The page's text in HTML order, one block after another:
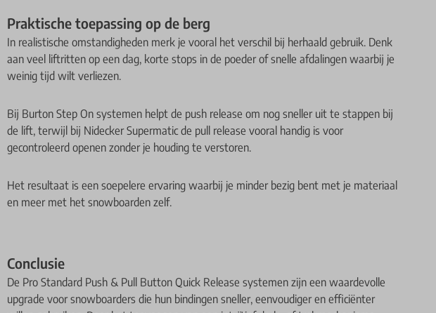
Praktische toepassing op de berg
In realistische omstandigheden merk je vooral het verschil bij herhaald gebruik. Denk
aan veel liftritten op een dag, korte stops in de poeder of snelle afdalingen waarbij je
weinig tijd wilt verliezen.
Bij Burton Step On systemen helpt de push release om nog sneller uit te stappen bij
de lift, terwijl bij Nidecker Supermatic de pull release vooral handig is voor
gecontroleerd openen zonder je houding te verstoren.
Het resultaat is een soepelere ervaring waarbij je minder bezig bent met je materiaal
en meer met het snowboarden zelf.
Conclusie
De Pro Standard Push & Pull Button Quick Release systemen zijn een waardevolle
upgrade voor snowboarders die hun bindingen sneller, eenvoudiger en efficiënter